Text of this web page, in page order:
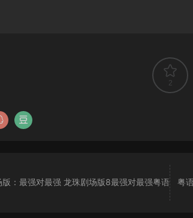
2
：最强对最强 龙珠剧场版8最强对最强粤语
粤